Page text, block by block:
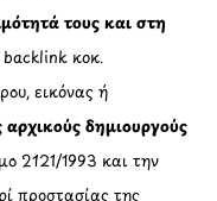
τους και στη
κοκ.
εικόνας ή
δημιουργούς
2121/1993 και την
προστασίας της